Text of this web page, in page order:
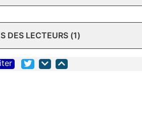
DES LECTEURS (1)